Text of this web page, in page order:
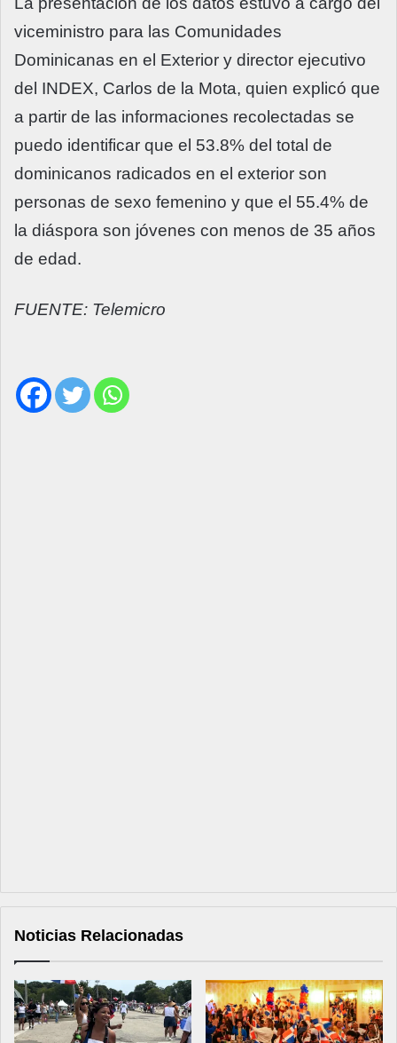
viceministro para las Comunidades
Dominicanas en el Exterior y director ejecutivo
del INDEX, Carlos de la Mota, quien explicó que
a partir de las informaciones recolectadas se
puedo identificar que el 53.8% del total de
dominicanos radicados en el exterior son
personas de sexo femenino y que el 55.4% de
la diáspora son jóvenes con menos de 35 años
de edad.
FUENTE: Telemicro
Noticias Relacionadas